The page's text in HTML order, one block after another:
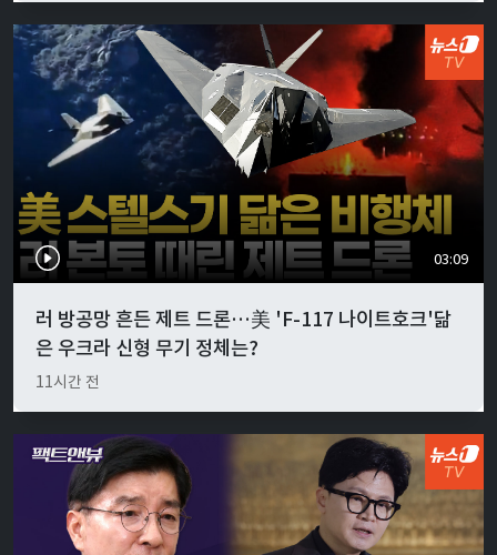
03:09
러 방공망 흔든 제트 드론…美 'F-117 나이트호크'닮
은 우크라 신형 무기 정체는?
11시간 전